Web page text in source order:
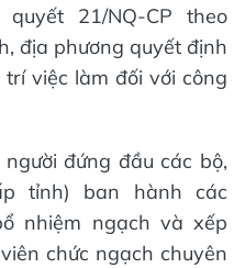
21/NQ-CP theo
địa phương quyết định
việc làm đối với công
đứng đầu các bộ,
tỉnh) ban hành các
nhiệm ngạch và xếp
chức ngạch chuyên